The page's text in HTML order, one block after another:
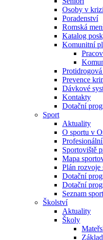
Osoby v
Poradenství
Romská
Katalog
Komunitní
Prevence
Dávkové
Kontakty
Dotační
Sport
Aktuality
O sportu v
Sportoviště
Mapa
Plán rozvoje
Dotační
Dotační
Seznam
Školství
Aktuality
Školy